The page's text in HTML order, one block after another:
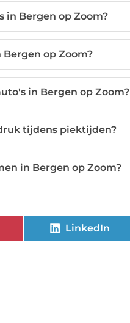
in Bergen op Zoom?
op Zoom?
in Bergen op Zoom?
tijdens piektijden?
in Bergen op Zoom?
LinkedIn